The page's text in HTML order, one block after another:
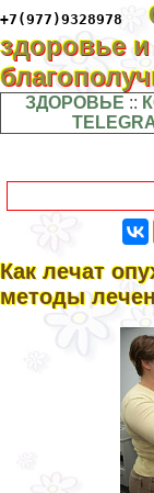
+7(977)9328978
здоровье и
ЗДОРОВЬЕ ::
Как лечат
методы